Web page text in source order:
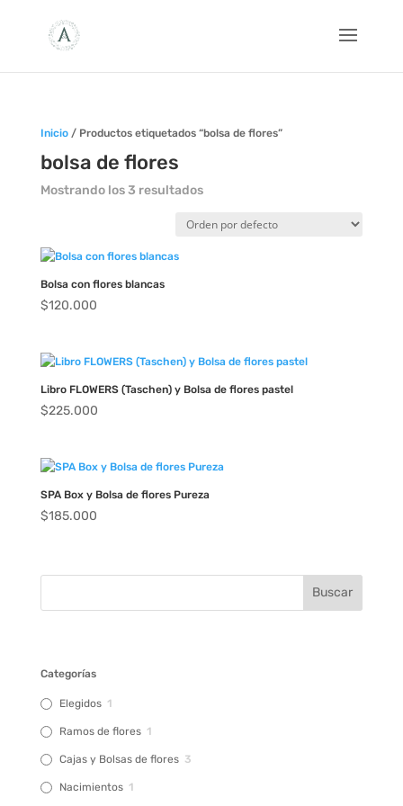
Inicio/ Productos etiquetados “bolsa de flores”
bolsa de flores
Mostrando los 3 resultados
Bolsa con flores blancas
$120.000
Libro FLOWERS (Taschen) y Bolsa de flores pastel
$225.000
SPA Box y Bolsa de flores Pureza
$185.000
Categorías
Elegidos 1
Ramos de flores 1
Cajas y Bolsas de flores 3
Nacimientos 1